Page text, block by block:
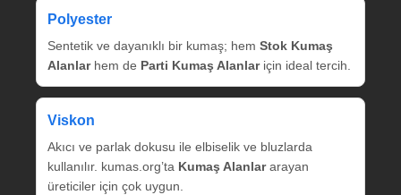
Polyester
Sentetik ve dayanıklı bir kumaş; hem Stok Kumaş
Alanlarhem de Parti Kumaş Alanlariçin ideal tercih.
Viskon
Akıcı ve parlak dokusu ile elbiselik ve bluzlarda
kullanılır. kumas.org’ta Kumaş Alanlararayan
üreticiler için çok uygun.